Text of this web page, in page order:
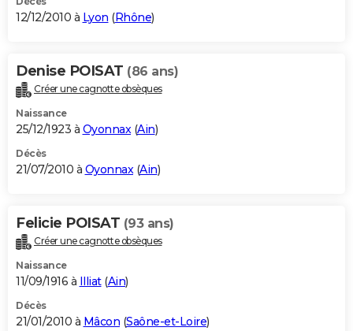
12/12/2010 à Lyon (Rhône)
Denise POISAT (86 ans)
Créer une cagnotte obsèques
Naissance
25/12/1923 à Oyonnax(Ain)
Décès
21/07/2010 à Oyonnax(Ain)
Felicie POISAT (93 ans)
Créer une cagnotte obsèques
Naissance
11/09/1916 à Illiat(Ain)
Décès
21/01/2010 à Mâcon (Saône-et-Loire)